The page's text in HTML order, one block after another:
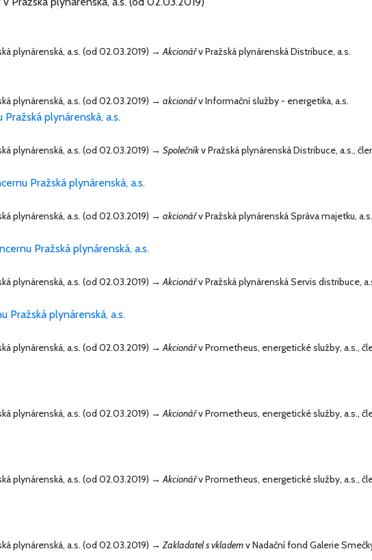
plynárenská, a.s. (od 02.03.2019) →Akcionářv Pražská plynárenská Distribuce, a.s.
plynárenská, a.s. (od 02.03.2019) → akcionářv Informační služby - energetika, a.s.
plynárenská, a.s.
plynárenská, a.s. (od 02.03.2019) → Společníkv Pražská plynárenská Distribuce, a.s.,
Pražská plynárenská, a.s.
plynárenská, a.s. (od 02.03.2019) → akcionářv Pražská plynárenská Správa majetku,
Pražská plynárenská, a.s.
plynárenská, a.s. (od 02.03.2019) →Akcionářv Pražská plynárenská Servis distribuce,
Pražská plynárenská, a.s.
plynárenská, a.s. (od 02.03.2019) →Akcionářv Prometheus, energetické služby, a.s.,
plynárenská, a.s. (od 02.03.2019) →Akcionářv Prometheus, energetické služby, a.s.,
plynárenská, a.s. (od 02.03.2019) →Akcionářv Prometheus, energetické služby, a.s.,
plynárenská, a.s. (od 02.03.2019) →Zakladatel s vklademv Nadační fond Galerie